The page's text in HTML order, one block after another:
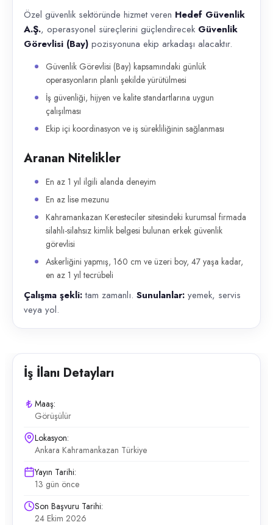
Özel güvenlik sektöründe hizmet veren Hedef Güvenlik
A.Ş., operasyonel süreçlerini güçlendirecek Güvenlik
Görevlisi (Bay) pozisyonuna ekip arkadaşı alacaktır.
Güvenlik Görevlisi (Bay) kapsamındaki günlük
operasyonların planlı şekilde yürütülmesi
İş güvenliği, hijyen ve kalite standartlarına uygun
çalışılması
Ekip içi koordinasyon ve iş sürekliliğinin sağlanması
Aranan Nitelikler
En az 1 yıl ilgili alanda deneyim
En az lise mezunu
Kahramankazan Keresteciler sitesindeki kurumsal firmada
silahlı-silahsız kimlik belgesi bulunan erkek güvenlik
görevlisi
Askerliğini yapmış, 160 cm ve üzeri boy, 47 yaşa kadar,
en az 1 yıl tecrübeli
Çalışma şekli:tam zamanlı. Sunulanlar: yemek, servis
veya yol.
İş İlanı Detayları
Maaş:
Görüşülür
Lokasyon:
Ankara Kahramankazan Türkiye
Yayın Tarihi:
13 gün önce
Son Başvuru Tarihi:
24 Ekim 2026